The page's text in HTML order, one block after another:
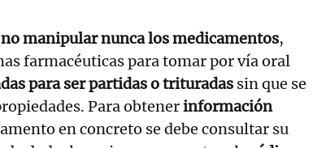
no manipular nunca los medicamentos,
farmacéuticas para tomar por vía oral
para ser partidas o trituradas sin que se
Para obtenerinformación
en concreto se debe consultar su